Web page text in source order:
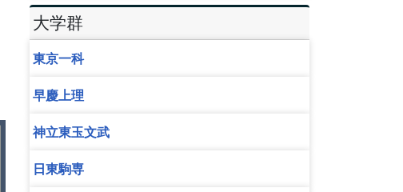
大学群
東京一科
早慶上理
神立東玉文武
日東駒専